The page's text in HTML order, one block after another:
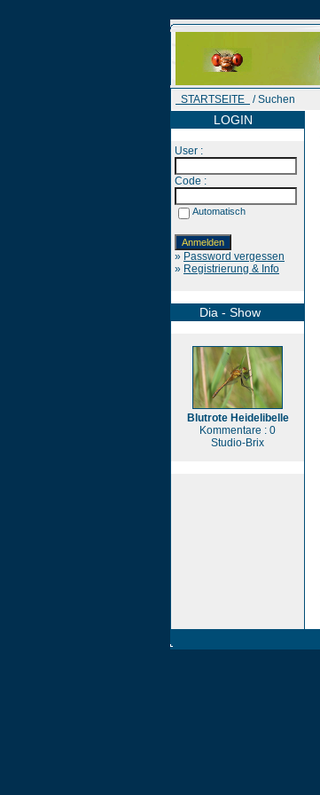
STARTSEITE / Suchen
LOGIN
User :
Code :
Automatisch
» Password vergessen
» Registrierung & Info
Dia - Show
Blutrote Heidelibelle
Kommentare : 0
Studio-Brix